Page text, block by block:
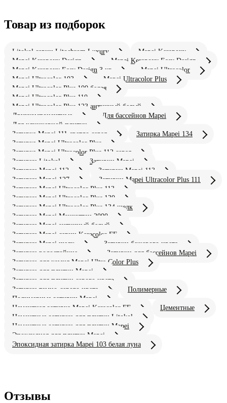
Товар из подборок
Litokol серии Litochrom Luxury
Mapei Kerapoxy
Mapei Kerapoxy Design
Mapei Kerapoxy Easy Design
Mapei Kerapoxy Easy Design 3 кг
Mapei Ultracolor
Mapei Ultracolor 103
Mapei Ultracolor Plus
Mapei Ultracolor Plus 100 белая
Mapei Ultracolor Plus 110
Mapei Ultracolor Plus 123 античный белый
Двухкомпонентные
Для бассейнов Mapei
Для клинкерной плитки
Затирка Mapei 111 светло серая
Затирка Mapei 134
Затирка Mapei Ultracolor Plus
Затирка Mapei Ultracolor Plus 112 серая
Затирки Litokol
Затирки Mapei
Затирки Mapei 112
Затирки Mapei 113
Затирки Mapei 127
Затирки Mapei Ultracolor Plus 111
Затирки Mapei Ultracolor Plus 113
Затирки Mapei Ultracolor Plus 130
Затирки Mapei Ultracolor Plus 134 шелк
Затирки Mapei Манхэттен 2000
Затирки Mapei античный белый
Затирки Mapei серии Keracolor FF
Затирки Mapei шелк
Затирки бежевого цвета
Затирки водостойкие
Затирки для бассейнов Mapei
Затирки для камня Mapei Ultra Color Plus
Затирки для плитки Mapei
Затирки для плитки серого цвета
Затирки темно-серого цвета
Полимерные
Полимерные затирки Mapei
Цементная затирка Mapei Keracolor FF
Цементные
Цементные затирки для плитки Litokol
Цементные затирки для плитки Mapei
Эпоксидная для плитки Mapei
Эпоксидная затирка Mapei 103 белая луна
Отзывы